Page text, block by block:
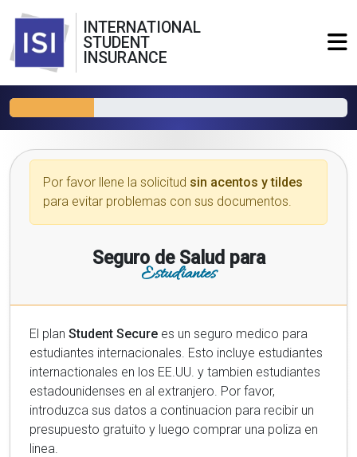
INTERNATIONAL
STUDENT
INSURANCE
Por favor llene la solicitud sin acentos y tildes
para evitar problemas con sus documentos.
Seguro de Salud para
Estudiantes
El plan Student Secure es un seguro medico para
estudiantes internacionales. Esto incluye estudiantes
internactionales en los EE.UU. y tambien estudiantes
estadounidenses en al extranjero. Por favor,
introduzca sus datos a continuacion para recibir un
presupuesto gratuito y luego comprar una poliza en
linea.